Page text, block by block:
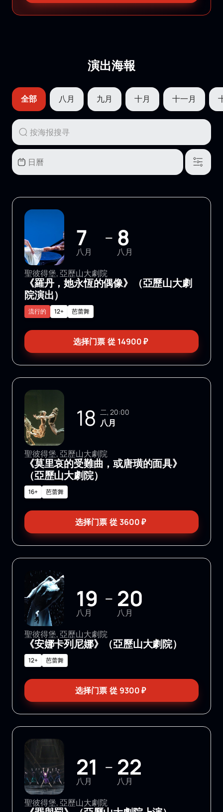
演出海報
全部 八月 九月 十月 十一月
7
八月
— 8
八月
聖彼得堡, 亞歷山大劇院
《羅丹，她永恆的偶像》（亞歷山大劇
院演出）
12+ 芭蕾舞
流行的
选择门票 從 14900₽
18 二, 20:00
八月
聖彼得堡, 亞歷山大劇院
《莫里哀的受難曲，或唐璜的面具》
（亞歷山大劇院）
16+ 芭蕾舞
选择门票 從3600₽
19
八月
— 20
八月
聖彼得堡, 亞歷山大劇院
《安娜卡列尼娜》（亞歷山大劇院）
12+ 芭蕾舞
选择门票 從 9300₽
21
八月
— 22
八月
聖彼得堡, 亞歷山大劇院